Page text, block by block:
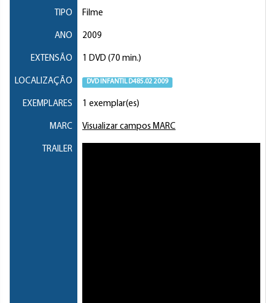
TIPO Filme
ANO 2009
EXTENSÃO 1 DVD (70 min.)
LOCALIZAÇÃO DVD INFANTIL D485.02 2009
EXEMPLARES 1 exemplar(es)
MARC Visualizar campos MARC
TRAILER